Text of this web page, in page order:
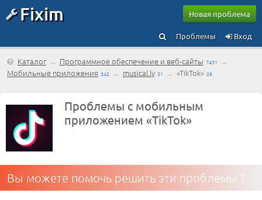
Fixim Новая проблема
Вход
Проблемы
Каталог → Программное обеспечение и веб-сайты 7431 →
Мобильные приложения 342 → musical.ly 51 → «TikTok» 29
Проблемы с мобильным
приложением «TikTok»
Вы можете помочь решить эти проблемы ?